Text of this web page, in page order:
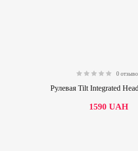
0
Рулевая Tilt Integrated
1590 UAH